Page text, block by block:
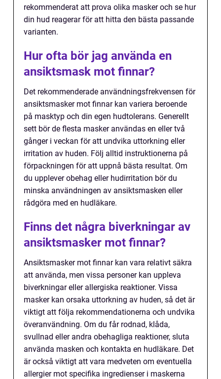
rekommenderat att prova olika masker och se hur
din hud reagerar för att hitta den bästa passande
varianten.
Hur ofta bör jag använda en
ansiktsmask mot finnar?
Det rekommenderade användningsfrekvensen för
ansiktsmasker mot finnar kan variera beroende
på masktyp och din egen hudtolerans. Generellt
sett bör de flesta masker användas en eller två
gånger i veckan för att undvika uttorkning eller
irritation av huden. Följ alltid instruktionerna på
förpackningen för att uppnå bästa resultat. Om
du upplever obehag eller hudirritation bör du
minska användningen av ansiktsmasken eller
rådgöra med en hudläkare.
Finns det några biverkningar av
ansiktsmasker mot finnar?
Ansiktsmasker mot finnar kan vara relativt säkra
att använda, men vissa personer kan uppleva
biverkningar eller allergiska reaktioner. Vissa
masker kan orsaka uttorkning av huden, så det är
viktigt att följa rekommendationerna och undvika
överanvändning. Om du får rodnad, klåda,
svullnad eller andra obehagliga reaktioner, sluta
använda masken och kontakta en hudläkare. Det
är också viktigt att vara medveten om eventuella
allergier mot specifika ingredienser i maskerna